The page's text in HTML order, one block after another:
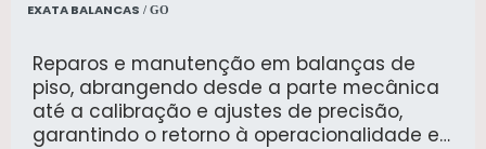
EXATA BALANCAS / GO
Reparos e manutenção em balanças de
piso, abrangendo desde a parte mecânica
até a calibração e ajustes de precisão,
garantindo o retorno à operacionalidade e